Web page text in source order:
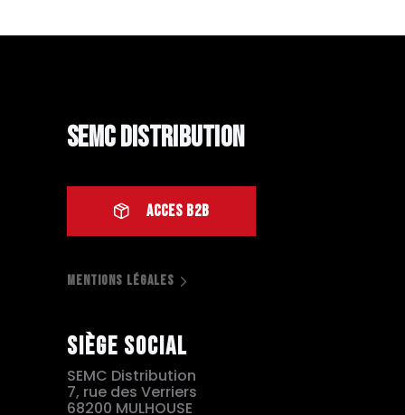
SEMC Distribution
ACCES B2B
MENTIONS LÉGALES
Siège social
SEMC Distribution
7, rue des Verriers
68200 MULHOUSE